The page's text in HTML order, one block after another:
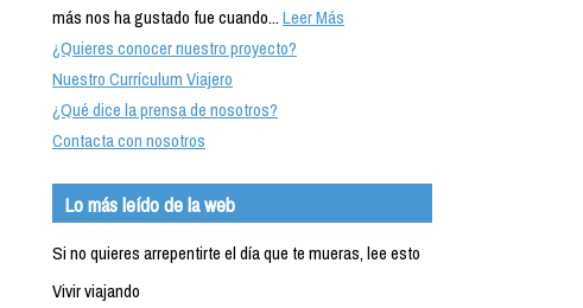
más nos ha gustado fue cuando...Leer Más
¿Quieres conocer nuestro proyecto?
Nuestro Currículum Viajero
¿Qué dice la prensa de nosotros?
Contacta con nosotros
Lo más leído de la web
Si no quieres arrepentirte el día que te mueras, lee esto
Vivir viajando